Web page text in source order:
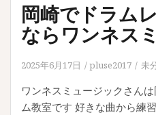
岡崎でドラム
ならワンネス
2025年6月17日 pluse2017 未
ワンネスミュージックさん
ム教室です 好きな曲から練